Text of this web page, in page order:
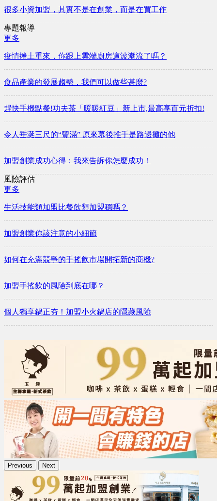
很多小資加盟，其實不是在創業，而是在買工作
專題報導
更多
疫情捲土重來，你跟上雲端廚房這波潮流了嗎？
食品產業的發展趨勢，我們可以做些甚麼?
趕快手機點餐!功夫茶「暖暖紅豆」新上市,最高享百元折扣!
令人垂涎三尺的“豐滿” 原來幕後推手是路邊攤的他
加盟創業成功心得：我來告訴你怎麼成功！
風險評估
更多
生活技能類加盟比餐飲類加盟穩嗎？
加盟創業你該注意的小細節
如何在充滿競爭的手搖飲市場開拓新的商機?
加盟手搖飲的風險到底在哪？
個人獨享鍋正夯！加盟小火鍋店的隱藏風險
Previous Next